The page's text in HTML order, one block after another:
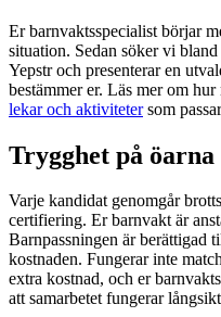
Er barnvaktsspecialist börjar
situation. Sedan söker vi
Yepstr och presenterar en
bestämmer er. Läs mer om hur
lekar och aktivitetersom
Trygghet på öarna
Varje kandidat genomgår
certifiering. Er barnvakt är
Barnpassningen är berättigad
kostnaden. Fungerar inte
extra kostnad, och er
att samarbetet fungerar